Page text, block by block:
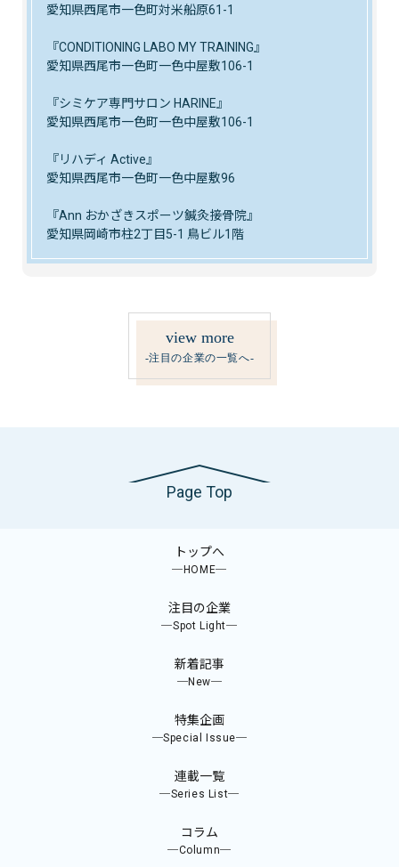
愛知県西尾市一色町対米船原61-1
『CONDITIONING LABO MY TRAINING』
愛知県西尾市一色町一色中屋敷106-1
『シミケア専門サロン HARINE』
愛知県西尾市一色町一色中屋敷106-1
『リハディ Active』
愛知県西尾市一色町一色中屋敷96
『Ann おかざきスポーツ鍼灸接骨院』
愛知県岡崎市柱2丁目5-1 鳥ビル1階
view more
-注目の企業の一覧へ-
Page Top
トップへ
─HOME─
注目の企業
─Spot Light─
新着記事
─New─
特集企画
─Special Issue─
連載一覧
─Series List─
コラム
─Column─